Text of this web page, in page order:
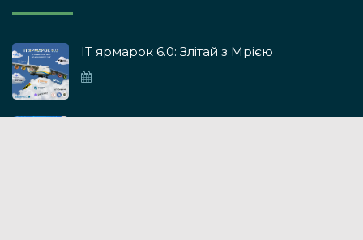
ІТ ярмарок 6.0: Злітай з Мрією